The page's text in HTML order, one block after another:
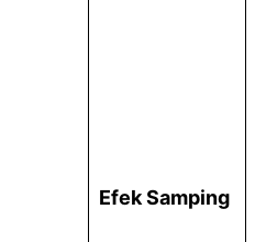
Efek Samping